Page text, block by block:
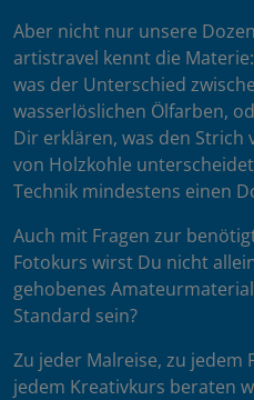
Aber nicht nur unsere
artistravel kennt die
was der Unterschied
wasserlöslichen Ölfarben,
Dir erklären, was den Strich
von Holzkohle
Technik mindestens einen
Auch mit Fragen zur
Fotokurs wirst Du nicht
gehobenes
Standard sein?
Zu jeder Malreise, zu jedem
jedem Kreativkurs beraten